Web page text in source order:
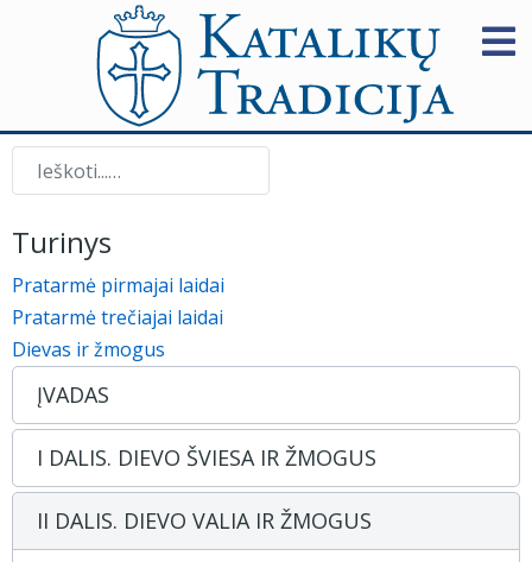
Paieška
Turinys
Pratarmė pirmajai laidai
Pratarmė trečiajai laidai
Dievas ir žmogus
ĮVADAS
I DALIS. DIEVO ŠVIESA IR ŽMOGUS
II DALIS. DIEVO VALIA IR ŽMOGUS